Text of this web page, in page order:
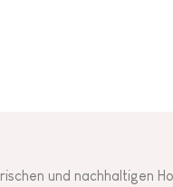
und nachhaltigen